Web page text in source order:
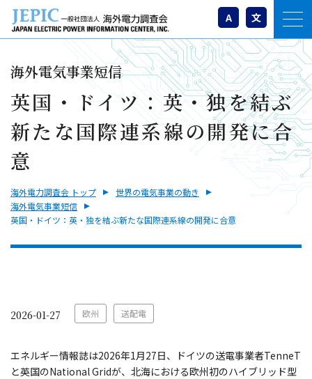
A 文
海外電気事業短信
英国・ドイツ：英・独を結ぶ
新たな国際連系線の開発に合
意
海外電力調査会 トップ
世界の電気事業の動き
海外電気事業短信
英国・ドイツ：英・独を結ぶ新たな国際連系線の開発に合意
2026-01-27 欧州 送配電
エネルギー情報誌は2026年1月27日、ドイツの送電事業者TenneT
と英国のNational Gridが、北海における欧州初のハイブリッド型